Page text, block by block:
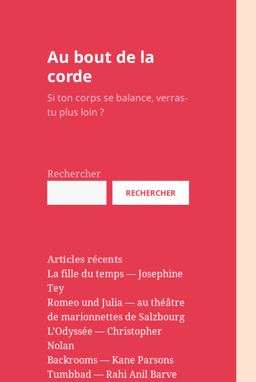
Au bout de la
corde
Si ton corps se balance, verras-
tu plus loin ?
Rechercher
RECHERCHER
Articles récents
La fille du temps — Josephine
Tey
Romeo und Julia — au théâtre
de marionnettes de Salzbourg
L’Odyssée — Christopher
Nolan
Backrooms — Kane Parsons
Tumbbad — Rahi Anil Barve